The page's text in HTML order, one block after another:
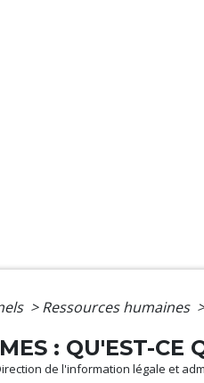
> Ressources humaines >
: QU'EST-CE
de l'information légale et